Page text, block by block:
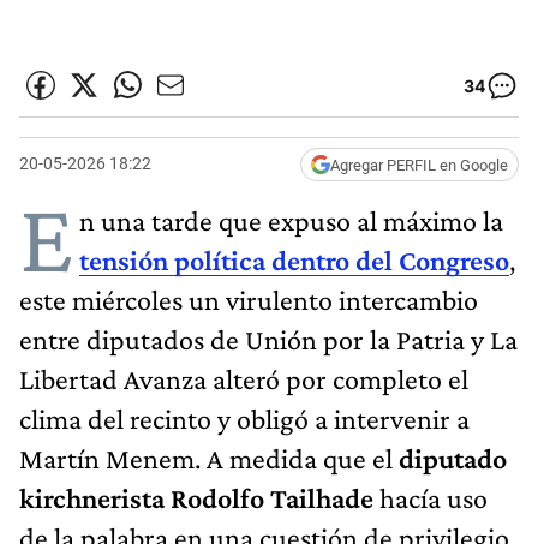
34
20-05-2026 18:22 Agregar PERFIL en Google
E n una tarde que expuso al máximo la
tensión política dentro del Congreso,
este miércoles un virulento intercambio
entre diputados de Unión por la Patria y La
Libertad Avanza alteró por completo el
clima del recinto y obligó a intervenir a
Martín Menem. A medida que el diputado
kirchnerista Rodolfo Tailhadehacía uso
de la palabra en una cuestión de privilegio,